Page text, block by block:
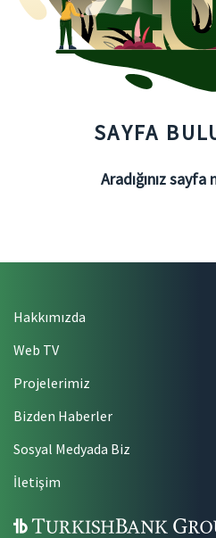
SAYFA
Aradığınız
Hakkımızda
Web TV
Projelerimiz
Bizden Haberler
Sosyal Medyada Biz
İletişim